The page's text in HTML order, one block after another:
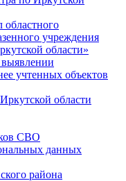
учреждения
области»
учтенных объектов
области
СВО
данных
района